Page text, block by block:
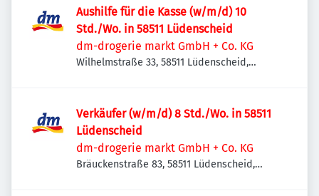
Aushilfe für die Kasse (w/m/d) 10
Std./Wo. in 58511 Lüdenscheid
dm-drogerie markt GmbH + Co. KG
Wilhelmstraße 33, 58511 Lüdenscheid,
Verkäufer (w/m/d) 8 Std./Wo. in 58511
Lüdenscheid
dm-drogerie markt GmbH + Co. KG
Bräuckenstraße 83, 58511 Lüdenscheid,